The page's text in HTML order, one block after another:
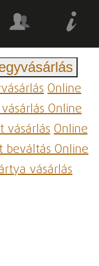
Online
Online
vásárlásOnline
beváltásOnline
vásárlás